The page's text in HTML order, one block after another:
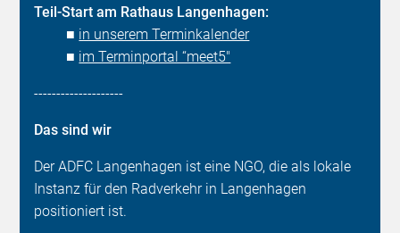
Teil-Start am Rathaus Langenhagen:
■ in unserem Terminkalender
■ im Terminportal “meet5"
--------------------
Das sind wir
Der ADFC Langenhagen ist eine NGO, die als lokale
Instanz für den Radverkehr in Langenhagen
positioniert ist.